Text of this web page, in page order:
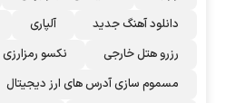
دانلود آهنگ جدید
آلپاری
رزرو هتل خارجی
نکسو رمزارزی
مسموم سازی آدرس های ارز دیجیتال